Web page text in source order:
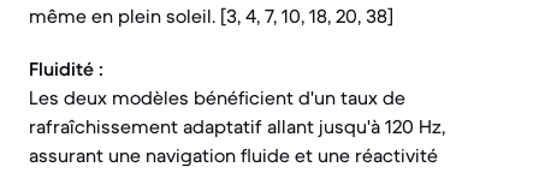
même en plein soleil. [3, 4, 7, 10, 18, 20, 38]
Fluidité :
Les deux modèles bénéficient d'un taux de
rafraîchissement adaptatif allant jusqu'à 120 Hz,
assurant une navigation fluide et une réactivité